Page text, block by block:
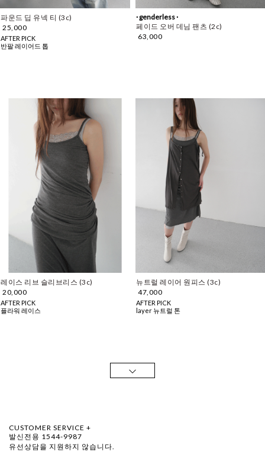
파운드 딥 유넥 티 (3c)
25,000
AFTER PICK
반팔 레이어드 톱
· genderless ·
페이드 오버 데님 팬츠 (2c)
63,000
레이스 리브 슬리브리스 (3c)
20,000
AFTER PICK
플라워 레이스
뉴트럴 레이어 원피스 (3c)
47,000
AFTER PICK
layer 뉴트럴 톤
CUSTOMER SERVICE +
발신전용 1544-9987
유선상담을 지원하지 않습니다.